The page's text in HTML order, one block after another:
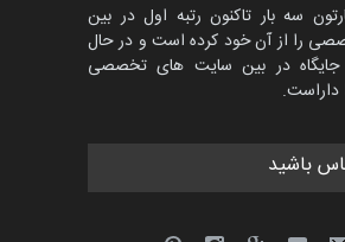
جشنواره بین‌المللی کارتون
مدارس پرتغال، ۲۰۲۷
مهلت
سه بار تاکنون رتبه اول در بین
را از آن خود کرده است و در حال
جایگاه در بین سایت های تخصصی
داراست.
باشید